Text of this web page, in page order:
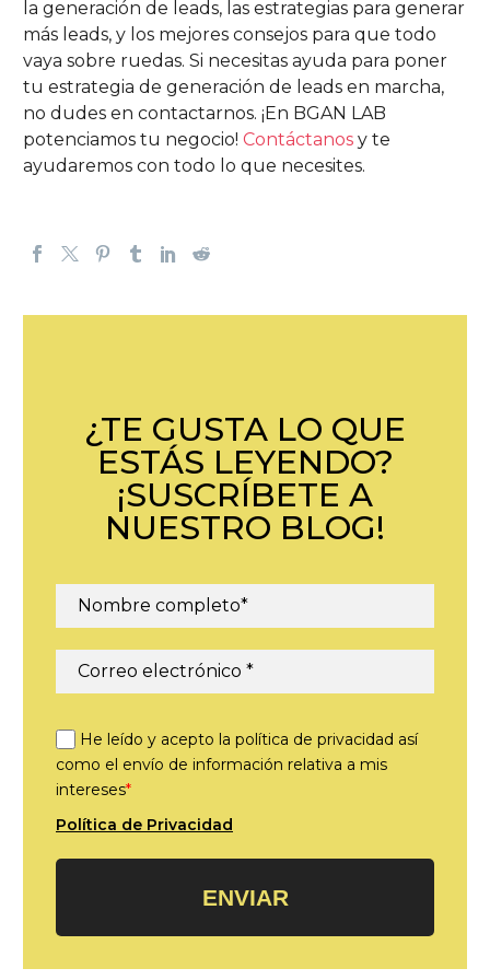
la generación de leads, las estrategias para generar
más leads, y los mejores consejos para que todo
vaya sobre ruedas. Si necesitas ayuda para poner
tu estrategia de generación de leads en marcha,
no dudes en contactarnos. ¡En BGAN LAB
potenciamos tu negocio! Contáctanos y te
ayudaremos con todo lo que necesites.
¿TE GUSTA LO QUE
ESTÁS LEYENDO?
¡SUSCRÍBETE A
NUESTRO BLOG!
He leído y acepto la política de privacidad así
como el envío de información relativa a mis
intereses*
Política de Privacidad
ENVIAR